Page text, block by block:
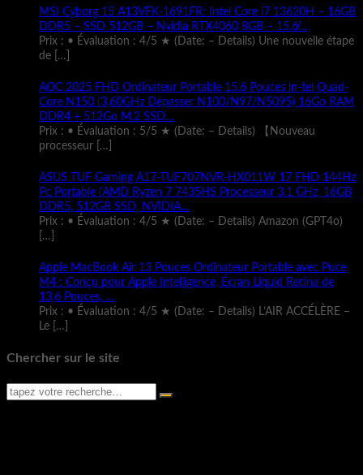
MSI Cyborg 15 A13VFK-1691FR: Intel Core i7 13620H – 16GB
DDR5 – SSD 512GB – Nvidia RTX4060 8GB – 15.6̸…
Prix : • Évaluation : 4/5 ★ (Date: – Details) Une nouvelle étape
de
[…]
AOC 2025 FHD Ordinateur Portable 15.6 Pouces ln-tel Quad-
Core N150 (3,60GHz Dépasser N100/N97/N5095) 16Go RAM
DDR4 + 512Go M.2 SSD…
Prix : • Évaluation : 5/5 ★ (Date: – Details) 【Nouveau
processeur
[…]
ASUS TUF Gaming A17-TUF707NVR-HX011W 17 FHD 144Hz
Pc Portable (AMD Ryzen 7 7435HS Processeur 3.1 GHz, 16GB
DDR5, 512GB SSD, NVIDIA…
Prix : • Évaluation : 4/5 ★ (Date: – Details) Amazon (GPT4o)
[…]
Apple MacBook Air 13 Pouces Ordinateur Portable avec Puce
M4 : Conçu pour Apple Intelligence, Écran Liquid Retina de
13,6 Pouces, …
Prix : • Évaluation : 4/5 ★ (Date: – Details) L’AIR ACCÉLÈRE –
Le
[…]
Chercher sur le site